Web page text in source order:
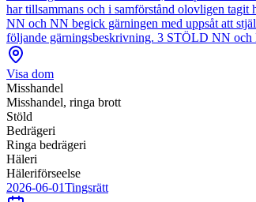
har tillsammans och i samförstånd olovligen
NN och NN begick gärningen med uppsåt att
följande gärningsbeskrivning. 3 STÖLD NN och
Visa dom
Misshandel
Misshandel, ringa brott
Stöld
Bedrägeri
Ringa bedrägeri
Häleri
Häleriförseelse
2026-06-01Tingsrätt